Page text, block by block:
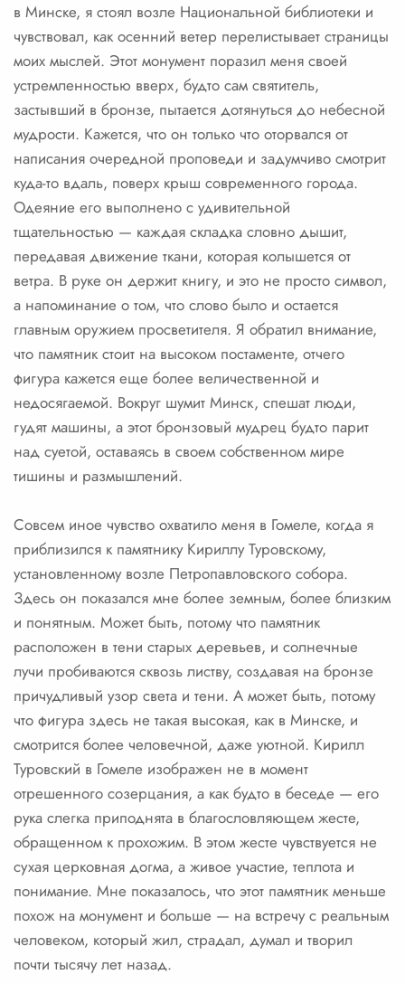
в Минске, я стоял возле Национальной библиотеки и
чувствовал, как осенний ветер перелистывает страницы
моих мыслей. Этот монумент поразил меня своей
устремленностью вверх, будто сам святитель,
застывший в бронзе, пытается дотянуться до небесной
мудрости. Кажется, что он только что оторвался от
написания очередной проповеди и задумчиво смотрит
куда-то вдаль, поверх крыш современного города.
Одеяние его выполнено с удивительной
тщательностью — каждая складка словно дышит,
передавая движение ткани, которая колышется от
ветра. В руке он держит книгу, и это не просто символ,
а напоминание о том, что слово было и остается
главным оружием просветителя. Я обратил внимание,
что памятник стоит на высоком постаменте, отчего
фигура кажется еще более величественной и
недосягаемой. Вокруг шумит Минск, спешат люди,
гудят машины, а этот бронзовый мудрец будто парит
над суетой, оставаясь в своем собственном мире
тишины и размышлений.
Совсем иное чувство охватило меня в Гомеле, когда я
приблизился к памятнику Кириллу Туровскому,
установленному возле Петропавловского собора.
Здесь он показался мне более земным, более близким
и понятным. Может быть, потому что памятник
расположен в тени старых деревьев, и солнечные
лучи пробиваются сквозь листву, создавая на бронзе
причудливый узор света и тени. А может быть, потому
что фигура здесь не такая высокая, как в Минске, и
смотрится более человечной, даже уютной. Кирилл
Туровский в Гомеле изображен не в момент
отрешенного созерцания, а как будто в беседе — его
рука слегка приподнята в благословляющем жесте,
обращенном к прохожим. В этом жесте чувствуется не
сухая церковная догма, а живое участие, теплота и
понимание. Мне показалось, что этот памятник меньше
похож на монумент и больше — на встречу с реальным
человеком, который жил, страдал, думал и творил
почти тысячу лет назад.